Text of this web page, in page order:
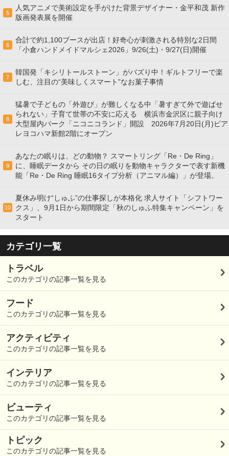
5
人気アニメで美術設定を手がけた背景デザイナー・金平和茂 新作
版画発表展を開催
6
合計で約1,100ブースが出店！好奇心が刺激される特別な2日間
「小倉ハンドメイドマルシェ2026」9/26(土)・9/27(日)開催
7
韓国発「キシリトールストーン」がバズり中！ギルトフリーで楽
しむ、注目の“美味しくスマート”なお菓子事情
8
猛暑で子どもの「外遊び」が難しくなる中「暑すぎて外で遊ばせ
られない」子育て世帯の不安に応える 横浜市金沢区に親子向け
大型屋内パーク「ニコニコランド」開設 2026年7月20日(月)ビア
レヨコハマ新館2階にオープン
9
あなたの眠りは、どの動物？ スマートリング「Re・De Ring」
に、睡眠データから その日の眠りを動物キャラクターで表す新機
能「Re・De Ring 睡眠16タイプ分析（アニマル編）」が登場。
10
夏休み明け“しゅふ”の仕事探しが本格化 求人サイト「シフトワー
クス」、9月1日から期間限定「秋のしゅふ特集キャンペーン」を
スタート
カテゴリ一覧
トラベル
このカテゴリの記事一覧を見る
フード
このカテゴリの記事一覧を見る
アクティビティ
このカテゴリの記事一覧を見る
インテリア
このカテゴリの記事一覧を見る
ビューティ
このカテゴリの記事一覧を見る
トピック
このカテゴリの記事一覧を見る